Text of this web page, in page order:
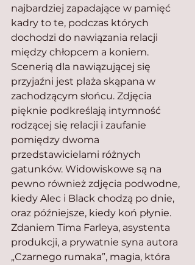
najbardziej zapadające w pamięć
kadry to te, podczas których
dochodzi do nawiązania relacji
między chłopcem a koniem.
Scenerią dla nawiązującej się
przyjaźni jest plaża skąpana w
zachodzącym słońcu. Zdjęcia
pięknie podkreślają intymność
rodzącej się relacji i zaufanie
pomiędzy dwoma
przedstawicielami różnych
gatunków. Widowiskowe są na
pewno również zdjęcia podwodne,
kiedy Alec i Black chodzą po dnie,
oraz późniejsze, kiedy koń płynie.
Zdaniem Tima Farleya, asystenta
produkcji, a prywatnie syna autora
„Czarnego rumaka”, magia, która